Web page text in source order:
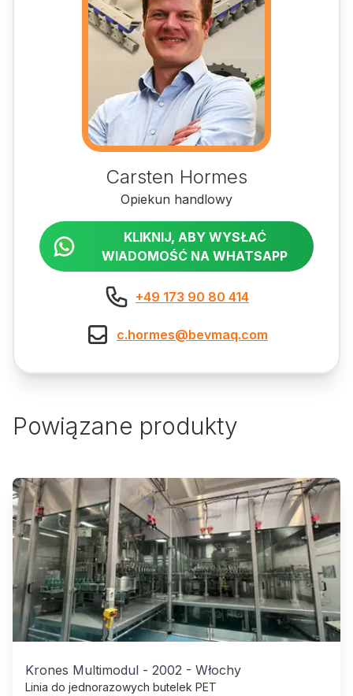
Carsten Hormes
Opiekun handlowy
KLIKNIJ, ABY WYSŁAĆ
WIADOMOŚĆ NA WHATSAPP
+49 173 90 80 414
c.hormes@bevmaq.com
Powiązane produkty
Krones Multimodul - 2002 - Włochy
Linia do jednorazowych butelek PET